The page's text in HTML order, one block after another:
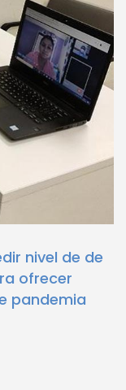
nivel de de
ofrecer
pandemia